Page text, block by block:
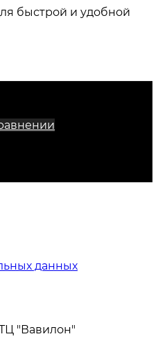
быстрой и удобной
данных
ТЦ "Вавилон"